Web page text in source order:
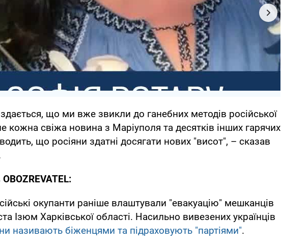
що ми вже звикли до ганебних методів російської
кожна свіжа новина з Маріуполя та десятків інших гарячих
що росіяни здатні досягати нових "висот", – сказав
окупанти раніше влаштували "евакуацію" мешканців
Ізюм Харківської області. Насильно вивезених українців
називають біженцями та підраховують "партіями".